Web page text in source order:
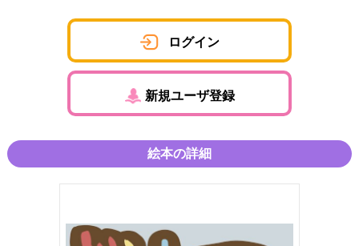
ログイン
新規ユーザ登録
絵本の詳細